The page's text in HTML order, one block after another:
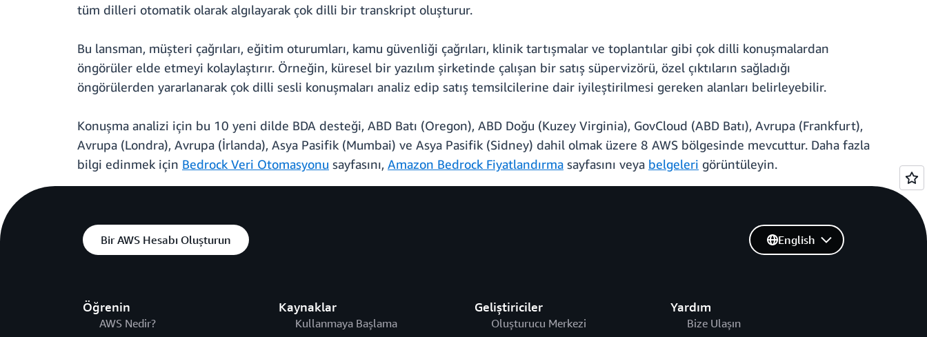
tüm dilleri otomatik olarak algılayarak çok dilli bir transkript oluşturur.
Bu lansman, müşteri çağrıları, eğitim oturumları, kamu güvenliği çağrıları, klinik tartışmalar ve toplantılar gibi çok dilli konuşmalardan
öngörüler elde etmeyi kolaylaştırır. Örneğin, küresel bir yazılım şirketinde çalışan bir satış süpervizörü, özel çıktıların sağladığı
öngörülerden yararlanarak çok dilli sesli konuşmaları analiz edip satış temsilcilerine dair iyileştirilmesi gereken alanları belirleyebilir.
Konuşma analizi için bu 10 yeni dilde BDA desteği, ABD Batı (Oregon), ABD Doğu (Kuzey Virginia), GovCloud (ABD Batı), Avrupa (Frankfurt),
Avrupa (Londra), Avrupa (İrlanda), Asya Pasifik (Mumbai) ve Asya Pasifik (Sidney) dahil olmak üzere 8 AWS bölgesinde mevcuttur. Daha fazla
bilgi edinmek için Bedrock Veri Otomasyonu sayfasını, Amazon Bedrock Fiyatlandırma sayfasını veya belgeleri görüntüleyin.
Bir AWS Hesabı Oluşturun
Öğrenin
AWS Nedir?
Kaynaklar
Kullanmaya Başlama
Geliştiriciler
Oluşturucu Merkezi
Yardım
Bize Ulaşın
English